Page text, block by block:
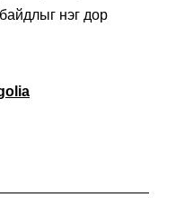
нэг дор